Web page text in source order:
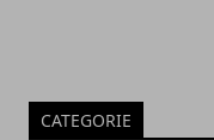
CATEGORIE